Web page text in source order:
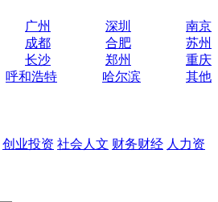
广州 深圳
南京
成都 合肥
苏州
长沙 郑州
重庆
呼和浩特 哈尔滨
其他
创业投资 社会人文 财务财经 人力资